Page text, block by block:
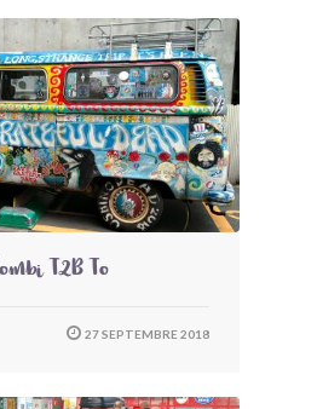
T2B To
27 SEPTEMBRE 2018